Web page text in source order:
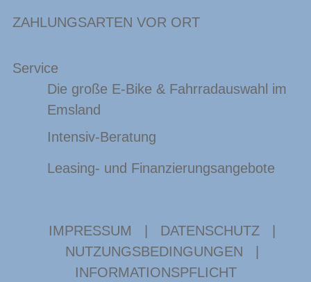
ZAHLUNGSARTEN VOR ORT
Service
Die große E-Bike & Fahrradauswahl im
Emsland
Intensiv-Beratung
Leasing- und Finanzierungsangebote
IMPRESSUM DATENSCHUTZ
NUTZUNGSBEDINGUNGEN
INFORMATIONSPFLICHT